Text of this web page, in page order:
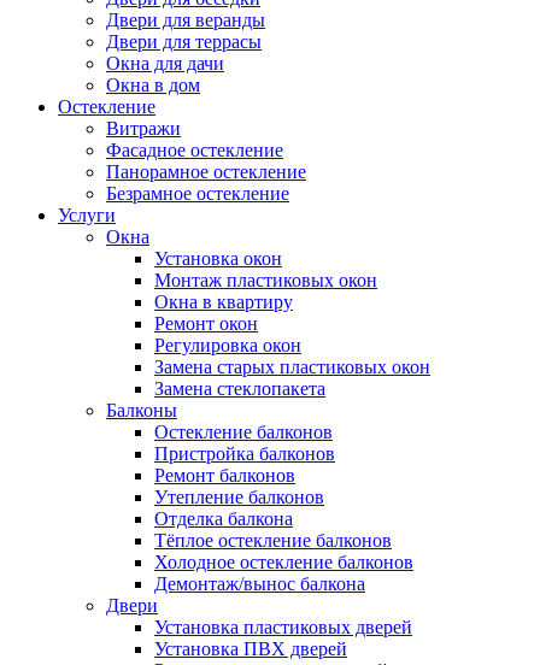
Двери для веранды
Двери для террасы
Окна для дачи
Окна в дом
Остекление
Витражи
Фасадное остекление
Панорамное остекление
Безрамное остекление
Услуги
Окна
Установка окон
Монтаж пластиковых окон
Окна в квартиру
Ремонт окон
Регулировка окон
Замена старых пластиковых окон
Замена стеклопакета
Балконы
Остекление балконов
Пристройка балконов
Ремонт балконов
Утепление балконов
Отделка балкона
Тёплое остекление балконов
Холодное остекление балконов
Демонтаж/вынос балкона
Двери
Установка пластиковых дверей
Установка ПВХ дверей